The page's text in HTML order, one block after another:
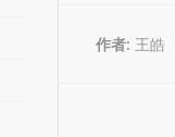
作者: 王皓